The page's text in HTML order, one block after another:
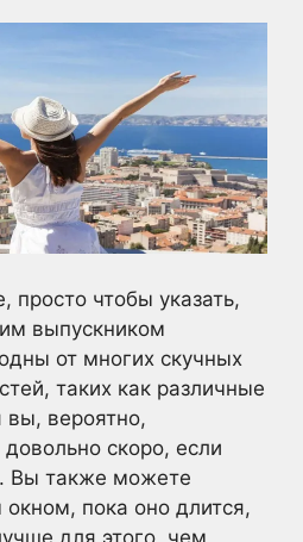
просто чтобы указать,
выпускником
от многих скучных
таких как различные
вы, вероятно,
скоро, если
Вы также можете
пока оно длится,
для этого, чем